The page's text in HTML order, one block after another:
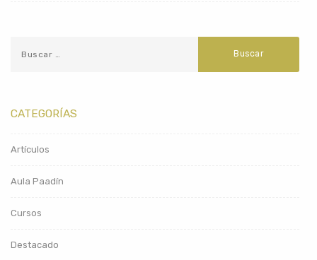
CATEGORÍAS
Artículos
Aula Paadín
Cursos
Destacado